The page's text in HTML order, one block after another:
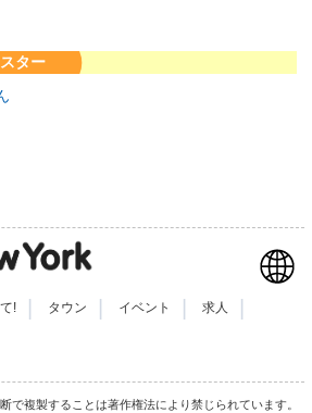
ター
! タウン イベント 求人
で複製することは著作権法により禁じられています。